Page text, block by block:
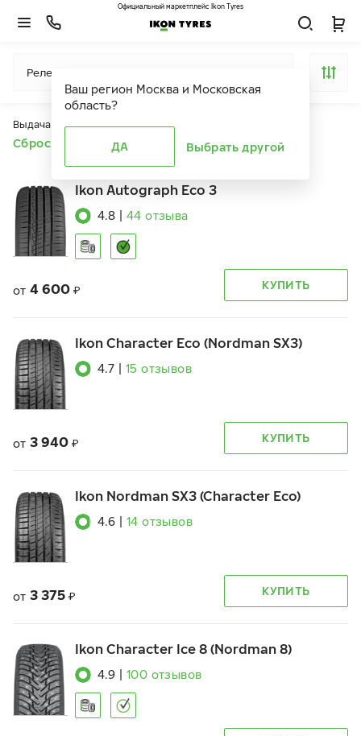
Ваш регион Москва и Московская
область?
ДА Выбрать другой
Официальный маркетплейс Ikon Tyres
Релевантность
Выдача продуктов ограничена действием фильтров
Сбросить все фильтры
Ikon Autograph Eco 3
4.8 44 отзыва
от 4 600 ₽ КУПИТЬ
Ikon Character Eco (Nordman SX3)
4.7 15 отзывов
от 3 940 ₽ КУПИТЬ
Ikon Nordman SX3 (Character Eco)
4.6 14 отзывов
от 3 375 ₽ КУПИТЬ
Ikon Character Ice 8 (Nordman 8)
4.9 100 отзывов